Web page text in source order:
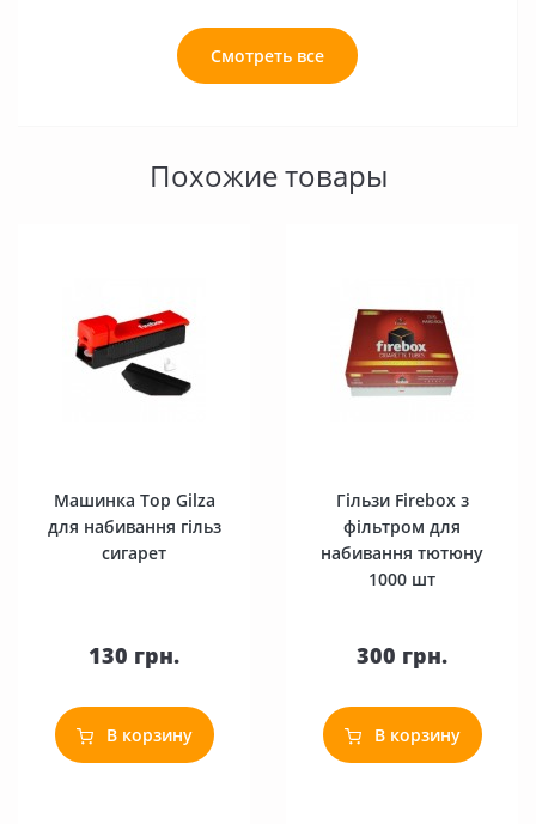
Смотреть все
Похожие товары
Машинка Top Gilza
для набивання гільз
сигарет
130 грн.
В корзину
Гільзи Firebox з
фільтром для
набивання тютюну
1000 шт
300 грн.
В корзину